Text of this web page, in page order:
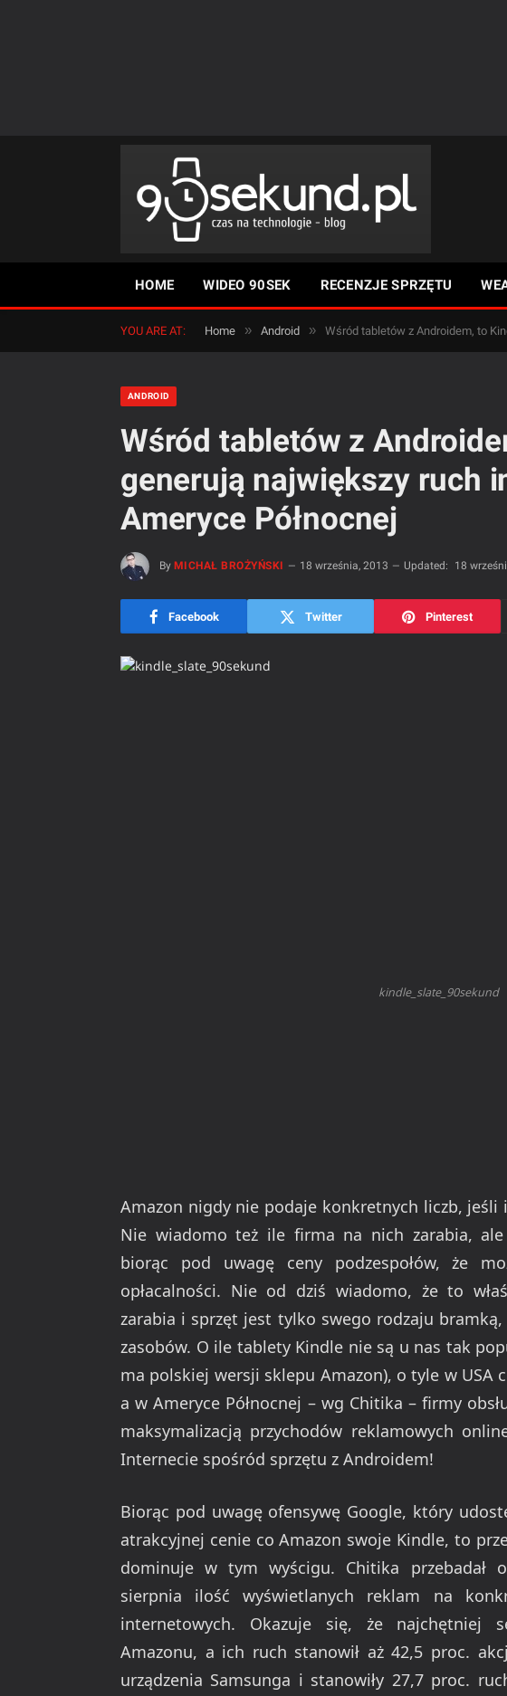
HOME WIDEO 90SEK RECENZJE SPRZĘTU
YOU ARE AT: Home » Android » Wśród tabletów z Androidem, to
ANDROID
Wśród tabletów z
generują największy ruch
Ameryce Północnej
By MICHAŁ BROŻYŃSKI 18 września, 2013 Updated: 18
Facebook Twitter Pinterest
kindle_slate_90sekund
Amazon nigdy nie podaje konkretnych liczb, jeśli
Nie wiadomo też ile firma na nich zarabia, ale
biorąc pod uwagę ceny podzespołów, że
opłacalności. Nie od dziś wiadomo, że to
zarabia i sprzęt jest tylko swego rodzaju
zasobów. O ile tablety Kindle nie są u nas tak
ma polskiej wersji sklepu Amazon), o tyle w USA
a w Ameryce Północnej – wg Chitika – firmy
maksymalizacją przychodów reklamowych
Internecie spośród sprzętu z Androidem!
Biorąc pod uwagę ofensywę Google, który
atrakcyjnej cenie co Amazon swoje Kindle, to
dominuje w tym wyścigu. Chitika przebadał
sierpnia ilość wyświetlanych reklam na
internetowych. Okazuje się, że najchętniej
Amazonu, a ich ruch stanowił aż 42,5 proc.
urządzenia Samsunga i stanowiły 27,7 proc.